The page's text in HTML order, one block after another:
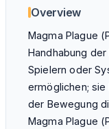
Overview
Magma Plague
Handhabung
Spielern oder
ermöglichen;
der Bewegung
Magma Plague